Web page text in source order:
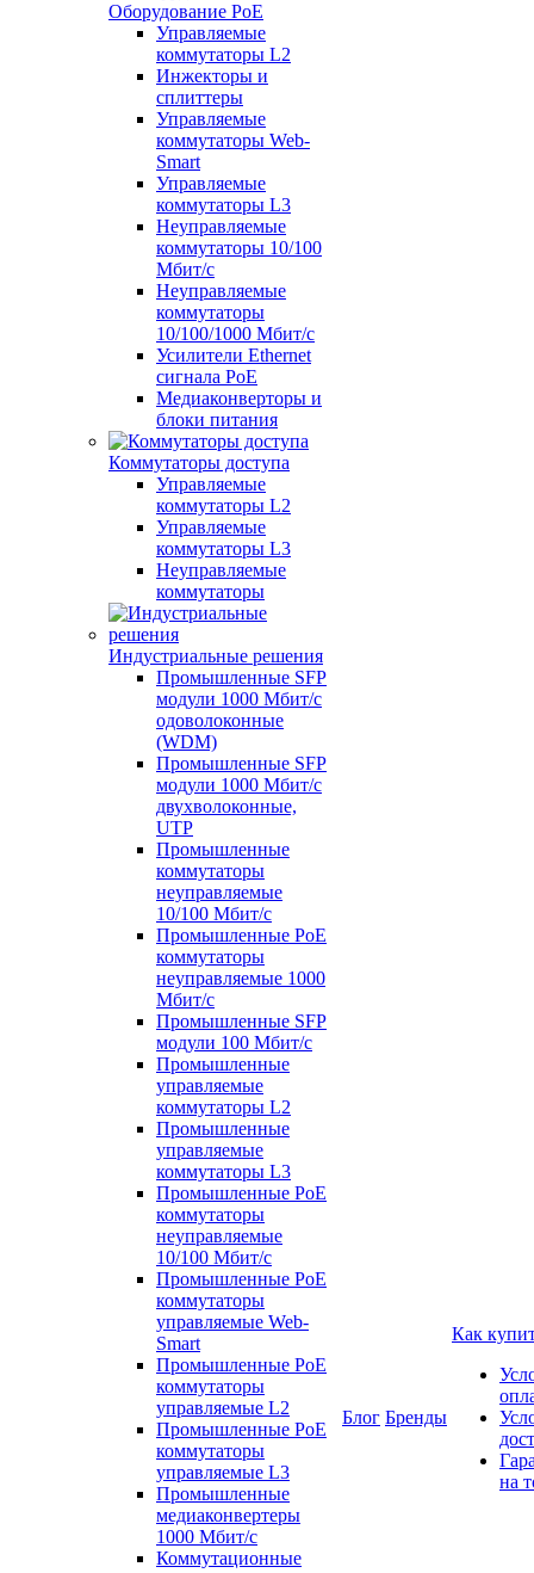
Оборудование PoE
Управляемые
коммутаторы L2
Инжекторы и
сплиттеры
Управляемые
коммутаторы Web-
Smart
Управляемые
коммутаторы L3
Неуправляемые
коммутаторы 10/100
Мбит/с
Неуправляемые
коммутаторы
10/100/1000 Мбит/с
Усилители Ethernet
сигнала PoE
Медиаконверторы и
блоки питания
Коммутаторы доступа
Управляемые
коммутаторы L2
Управляемые
коммутаторы L3
Неуправляемые
коммутаторы
Индустриальные решения
Промышленные SFP
модули 1000 Мбит/c
одоволоконные
(WDM)
Промышленные SFP
модули 1000 Мбит/c
двухволоконные,
UTP
Промышленные
коммутаторы
неуправляемые
10/100 Мбит/с
Промышленные PoE
коммутаторы
неуправляемые 1000
Мбит/с
Промышленные SFP
модули 100 Мбит/c
Промышленные
управляемые
коммутаторы L2
Промышленные
управляемые
коммутаторы L3
Промышленные PoE
коммутаторы
неуправляемые
10/100 Мбит/с
Промышленные PoE
коммутаторы
управляемые Web-
Smart
Промышленные PoE
коммутаторы
управляемые L2
Промышленные PoE
коммутаторы
управляемые L3
Промышленные
медиаконвертеры
1000 Мбит/с
Коммутационные
Блог Бренды
Как
на